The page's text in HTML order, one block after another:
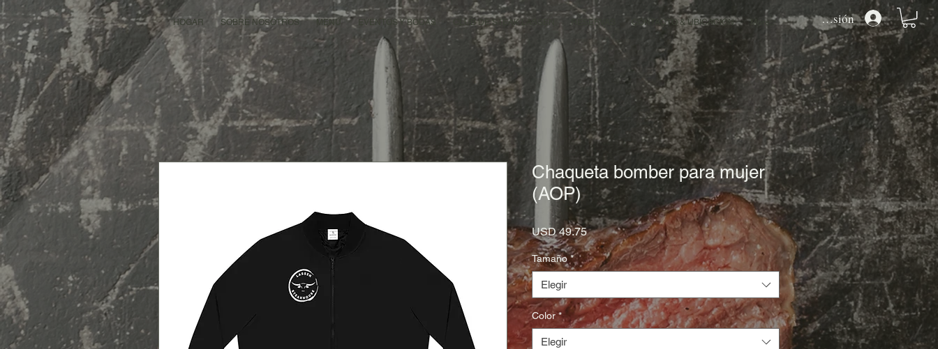
HOGAR SOBRE NOSOTROS MENÚ EVENTOS Y BODAS CLUB DE STEAK LASSEN RESERVAS CONTACTO & UBICACIÓN More... Iniciar sesión
Chaqueta bomber para mujer
(AOP)
USD 49.75Precio
Tamaño *
Elegir
Color *
Elegir